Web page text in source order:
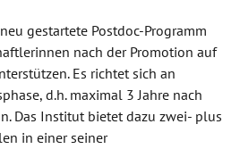
gestartete Postdoc-Programm
nach der Promotion auf
Es richtet sich an
d.h. maximal 3 Jahre nach
Das Institut bietet dazu zwei- plus
in einer seiner